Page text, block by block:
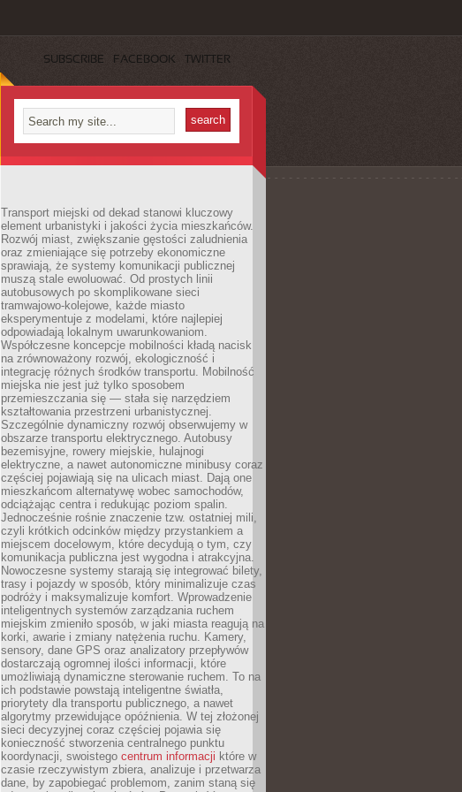
SUBSCRIBE FACEBOOK TWITTER
Transport miejski od dekad stanowi kluczowy
element urbanistyki i jakości życia mieszkańców.
Rozwój miast, zwiększanie gęstości zaludnienia
oraz zmieniające się potrzeby ekonomiczne
sprawiają, że systemy komunikacji publicznej
muszą stale ewoluować. Od prostych linii
autobusowych po skomplikowane sieci
tramwajowo-kolejowe, każde miasto
eksperymentuje z modelami, które najlepiej
odpowiadają lokalnym uwarunkowaniom.
Współczesne koncepcje mobilności kładą nacisk
na zrównoważony rozwój, ekologiczność i
integrację różnych środków transportu. Mobilność
miejska nie jest już tylko sposobem
przemieszczania się — stała się narzędziem
kształtowania przestrzeni urbanistycznej.
Szczególnie dynamiczny rozwój obserwujemy w
obszarze transportu elektrycznego. Autobusy
bezemisyjne, rowery miejskie, hulajnogi
elektryczne, a nawet autonomiczne minibusy coraz
częściej pojawiają się na ulicach miast. Dają one
mieszkańcom alternatywę wobec samochodów,
odciążając centra i redukując poziom spalin.
Jednocześnie rośnie znaczenie tzw. ostatniej mili,
czyli krótkich odcinków między przystankiem a
miejscem docelowym, które decydują o tym, czy
komunikacja publiczna jest wygodna i atrakcyjna.
Nowoczesne systemy starają się integrować bilety,
trasy i pojazdy w sposób, który minimalizuje czas
podróży i maksymalizuje komfort. Wprowadzenie
inteligentnych systemów zarządzania ruchem
miejskim zmieniło sposób, w jaki miasta reagują na
korki, awarie i zmiany natężenia ruchu. Kamery,
sensory, dane GPS oraz analizatory przepływów
dostarczają ogromnej ilości informacji, które
umożliwiają dynamiczne sterowanie ruchem. To na
ich podstawie powstają inteligentne światła,
priorytety dla transportu publicznego, a nawet
algorytmy przewidujące opóźnienia. W tej złożonej
sieci decyzyjnej coraz częściej pojawia się
konieczność stworzenia centralnego punktu
koordynacji, swoistego centrum informacji które w
czasie rzeczywistym zbiera, analizuje i przetwarza
dane, by zapobiegać problemom, zanim staną się